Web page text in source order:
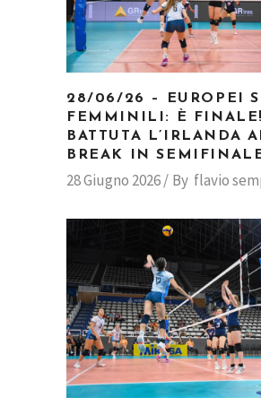
28/06/26 – EUROPEI
FEMMINILI: È FINALE!
BATTUTA L’IRLANDA
BREAK IN
28 Giugno 2026 By flavio